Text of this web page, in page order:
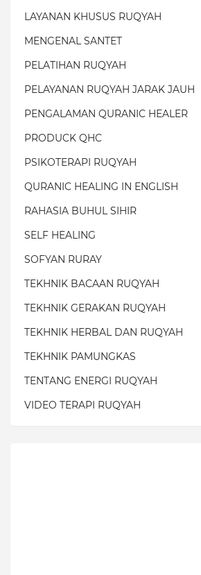
LAYANAN KHUSUS RUQYAH
MENGENAL SANTET
PELATIHAN RUQYAH
PELAYANAN RUQYAH JARAK JAUH
PENGALAMAN QURANIC HEALER
PRODUCK QHC
PSIKOTERAPI RUQYAH
QURANIC HEALING IN ENGLISH
RAHASIA BUHUL SIHIR
SELF HEALING
SOFYAN RURAY
TEKHNIK BACAAN RUQYAH
TEKHNIK GERAKAN RUQYAH
TEKHNIK HERBAL DAN RUQYAH
TEKHNIK PAMUNGKAS
TENTANG ENERGI RUQYAH
VIDEO TERAPI RUQYAH